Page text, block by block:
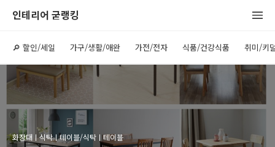
인테리어 굳랭킹
🔎 할인/세일 가구/생활/애완 가전/전자 식품/건강식품 취미/키
화장대ㅣ식탁ㅣ테이블/식탁ㅣ테이블